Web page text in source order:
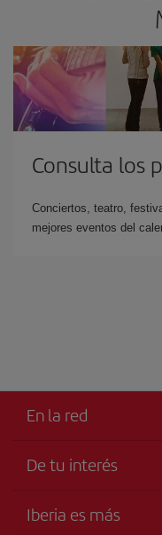
Consulta los
Conciertos, teatro,
mejores eventos del
En la red
De tu interés
Declaración de
Iberia es más